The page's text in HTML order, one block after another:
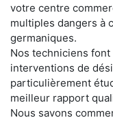
votre centre
multiples dangers à
germaniques.
Nos techniciens
interventions de
particulièrement
meilleur rapport
Nous savons